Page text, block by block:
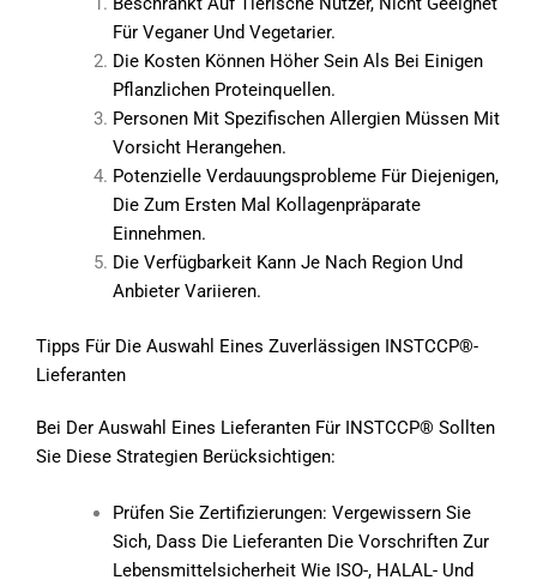
Für Veganer Und Vegetarier.
Die Kosten Können Höher Sein Als Bei Einigen
Pflanzlichen Proteinquellen.
Personen Mit Spezifischen Allergien Müssen Mit
Vorsicht Herangehen.
Potenzielle Verdauungsprobleme Für Diejenigen,
Die Zum Ersten Mal Kollagenpräparate
Einnehmen.
Die Verfügbarkeit Kann Je Nach Region Und
Anbieter Variieren.
Tipps Für Die Auswahl Eines Zuverlässigen INSTCCP®-
Lieferanten
Bei Der Auswahl Eines Lieferanten Für INSTCCP® Sollten
Sie Diese Strategien Berücksichtigen:
Prüfen Sie Zertifizierungen: Vergewissern Sie
Sich, Dass Die Lieferanten Die Vorschriften Zur
Lebensmittelsicherheit Wie ISO-, HALAL- Und